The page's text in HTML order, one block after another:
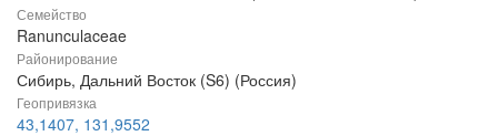
Семейство
Ranunculaceae
Районирование
Сибирь, Дальний Восток (S6) (Россия)
Геопривязка
43,1407, 131,9552